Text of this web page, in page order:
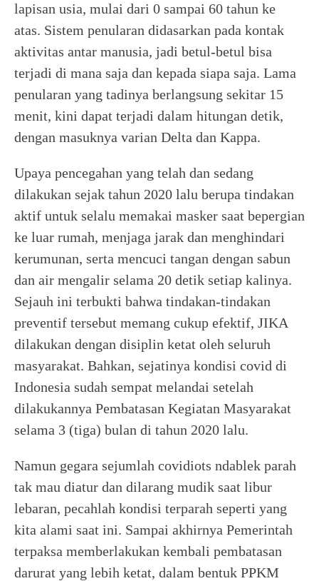
lapisan usia, mulai dari 0 sampai 60 tahun ke
atas. Sistem penularan didasarkan pada kontak
aktivitas antar manusia, jadi betul-betul bisa
terjadi di mana saja dan kepada siapa saja. Lama
penularan yang tadinya berlangsung sekitar 15
menit, kini dapat terjadi dalam hitungan detik,
dengan masuknya varian Delta dan Kappa.
Upaya pencegahan yang telah dan sedang
dilakukan sejak tahun 2020 lalu berupa tindakan
aktif untuk selalu memakai masker saat bepergian
ke luar rumah, menjaga jarak dan menghindari
kerumunan, serta mencuci tangan dengan sabun
dan air mengalir selama 20 detik setiap kalinya.
Sejauh ini terbukti bahwa tindakan-tindakan
preventif tersebut memang cukup efektif, JIKA
dilakukan dengan disiplin ketat oleh seluruh
masyarakat. Bahkan, sejatinya kondisi covid di
Indonesia sudah sempat melandai setelah
dilakukannya Pembatasan Kegiatan Masyarakat
selama 3 (tiga) bulan di tahun 2020 lalu.
Namun gegara sejumlah covidiots ndablek parah
tak mau diatur dan dilarang mudik saat libur
lebaran, pecahlah kondisi terparah seperti yang
kita alami saat ini. Sampai akhirnya Pemerintah
terpaksa memberlakukan kembali pembatasan
darurat yang lebih ketat, dalam bentuk PPKM